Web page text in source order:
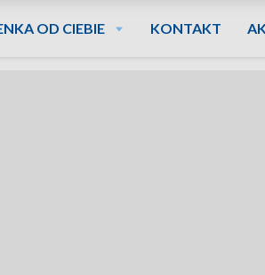
OD CIEBIE KONTAKT